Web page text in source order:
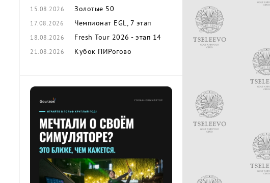
15.08.2026 Золотые 50
17.08.2026 Чемпионат EGL, 7 этап
18.08.2026 Fresh Tour 2026 - этап 14
21.08.2026 Кубок ПИРогово